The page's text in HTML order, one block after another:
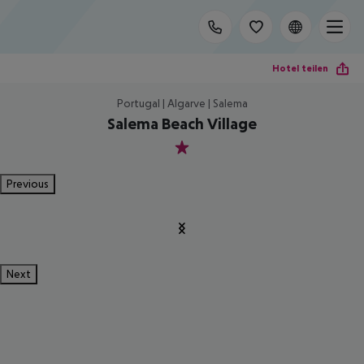
Hotel teilen
Portugal | Algarve | Salema
Salema Beach Village
1
Previous
Next